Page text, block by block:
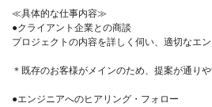
≪具体的な仕事内容≫
●クライアント企業との商談
プロジェクトの内容を詳しく伺い、適切なエン
＊既存のお客様がメインのため、提案が通り
●エンジニアへのヒアリング・フォロー